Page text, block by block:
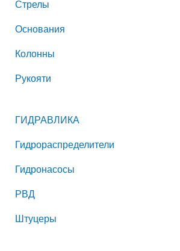
Стрелы
Основания
Колонны
Рукояти
ГИДРАВЛИКА
Гидрораспределители
Гидронасосы
РВД
Штуцеры